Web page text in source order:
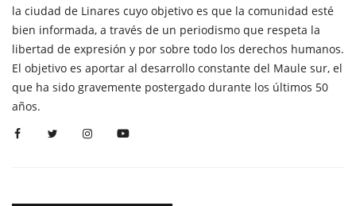
la ciudad de Linares cuyo objetivo es que la comunidad esté
bien informada, a través de un periodismo que respeta la
libertad de expresión y por sobre todo los derechos humanos.
El objetivo es aportar al desarrollo constante del Maule sur, el
que ha sido gravemente postergado durante los últimos 50
años.